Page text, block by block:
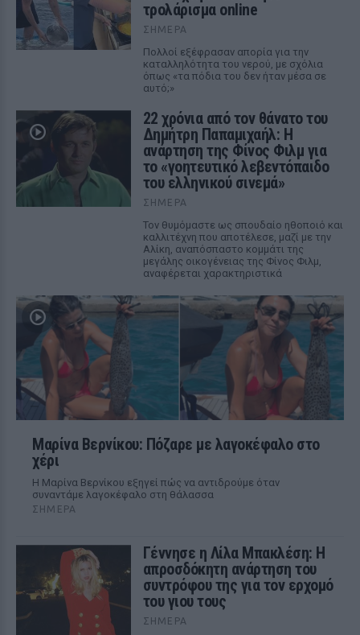
τρολάρισμα online
ΣΉΜΕΡΑ
Πολλοί εξέφρασαν απορία για την
καταλληλότητα του νερού, με σχόλια
όπως «τα πόδια του δεν ήταν μέσα σε
αυτό;»
22 χρόνια από τον θάνατο του
Δημήτρη Παπαμιχαήλ: Η
ανάρτηση της Φίνος Φιλμ για
το «γοητευτικό λεβεντόπαιδο
του ελληνικού σινεμά»
ΣΉΜΕΡΑ
Τον θυμόμαστε ως σπουδαίο ηθοποιό και
καλλιτέχνη που αποτέλεσε, μαζί με την
Αλίκη, αναπόσπαστο κομμάτι της
μεγάλης οικογένειας της Φίνος Φιλμ,
αναφέρεται χαρακτηριστικά
Μαρίνα Βερνίκου: Πόζαρε με λαγοκέφαλο στο
χέρι
Η Μαρίνα Βερνίκου εξηγεί πώς να αντιδρούμε όταν
συναντάμε λαγοκέφαλο στη θάλασσα
ΣΉΜΕΡΑ
Γέννησε η Λίλα Μπακλέση: Η
απροσδόκητη ανάρτηση του
συντρόφου της για τον ερχομό
του γιου τους
ΣΉΜΕΡΑ